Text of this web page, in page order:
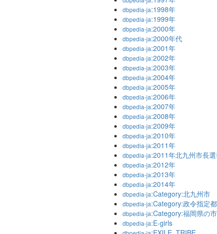
dbpedia-ja:1998年
dbpedia-ja:1999年
dbpedia-ja:2000年
dbpedia-ja:2000年代
dbpedia-ja:2001年
dbpedia-ja:2002年
dbpedia-ja:2003年
dbpedia-ja:2004年
dbpedia-ja:2005年
dbpedia-ja:2006年
dbpedia-ja:2007年
dbpedia-ja:2008年
dbpedia-ja:2009年
dbpedia-ja:2010年
dbpedia-ja:2011年
dbpedia-ja:2011年北九州市長
dbpedia-ja:2012年
dbpedia-ja:2013年
dbpedia-ja:2014年
dbpedia-ja:Category:北九州市
dbpedia-ja:Category:政令指定
dbpedia-ja:Category:福岡県の
dbpedia-ja:E-girls